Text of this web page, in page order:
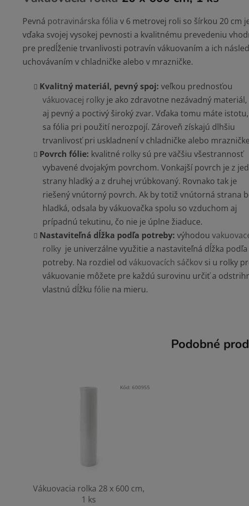
Pevná potravinárska fólia v 6 metrovej roli so šírkou 20 cm
vďaka svojej vysokej pevnosti a kvalitnému prevedeniu
pre predĺženie trvanlivosti potravín vákuovaním a ich
uchovávaním v chladničke alebo v mrazničke.
Kvalitný materiál, pevný spoj: veľkou prednosťou
vákuovacej rolky je ako zdravotne nezávadný materiál,
aj pevný a poctivý široký zvar. Vďaka tomu máte
sa fólia pri použití nerozpojí. Zároveň získajú dlhšiu
trvanlivosť pri uskladnení v chladničke alebo
Povrch fólie: kvalitné rolky sú pre väčšiu všestrannosť
vybavené dvojakým povrchom. Vonkajší povrch je z
strany hladký a z druhej vrúbkovaný. Rovnako tak je
riešený vnútorný povrch. Ak by totiž vnútorná strana
hladká, odsala by vákuovačka spolu so vzduchom aj
prípadnú tekutinu, čo nie je úplne žiaduce.
Nastaviteľná dĺžka podľa potreby: výhodou
rolky je univerzálne využitie a nastaviteľná dĺžka podľa
potreby. Na rozdiel od vákuovacích sáčkov si u rolky
vákuovanie môžete pre každú surovinu určiť a
vlastnú dĺžku fólie na mieru.
Podobné
Vákuovacia rolka 28 x 600 cm,
1 ks
Kód: 600955